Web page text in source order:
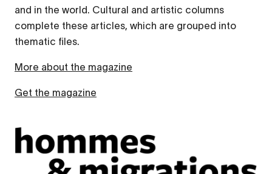
and in the world. Cultural and artistic columns
complete these articles, which are grouped into
thematic files.
More about the magazine
Get the magazine